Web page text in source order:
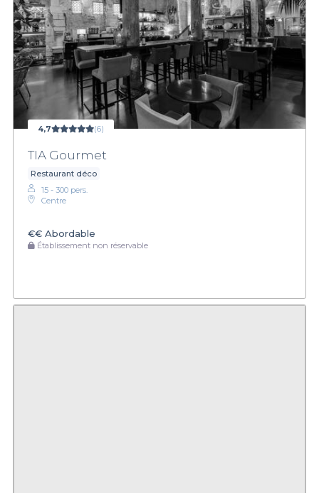
4,7 (6)
TIA Gourmet
Restaurant déco
15 - 300 pers.
Centre
€€ Abordable
Établissement non réservable